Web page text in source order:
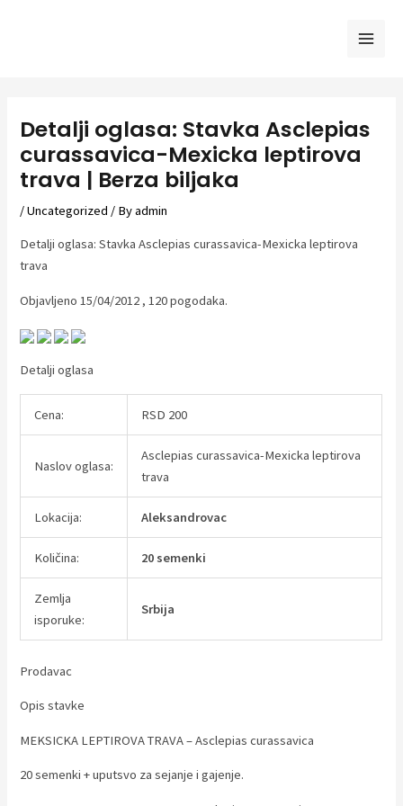
Detalji oglasa: Stavka Asclepias
curassavica-Mexicka leptirova
trava | Berza biljaka
/Uncategorized / Byadmin
Detalji oglasa: Stavka Asclepias curassavica-Mexicka leptirova
trava
Objavljeno 15/04/2012 , 120 pogodaka.
Detalji oglasa
Cena: RSD 200
Naslov oglasa:
Asclepias curassavica-Mexicka leptirova
trava
Lokacija: Aleksandrovac
Količina: 20 semenki
Zemlja
isporuke:
Srbija
Prodavac
Opis stavke
MEKSICKA LEPTIROVA TRAVA – Asclepias curassavica
20 semenki + uputsvo za sejanje i gajenje.